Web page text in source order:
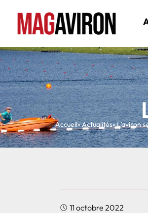
Accueil» Actualités» L’aviron
11 octobre 2022